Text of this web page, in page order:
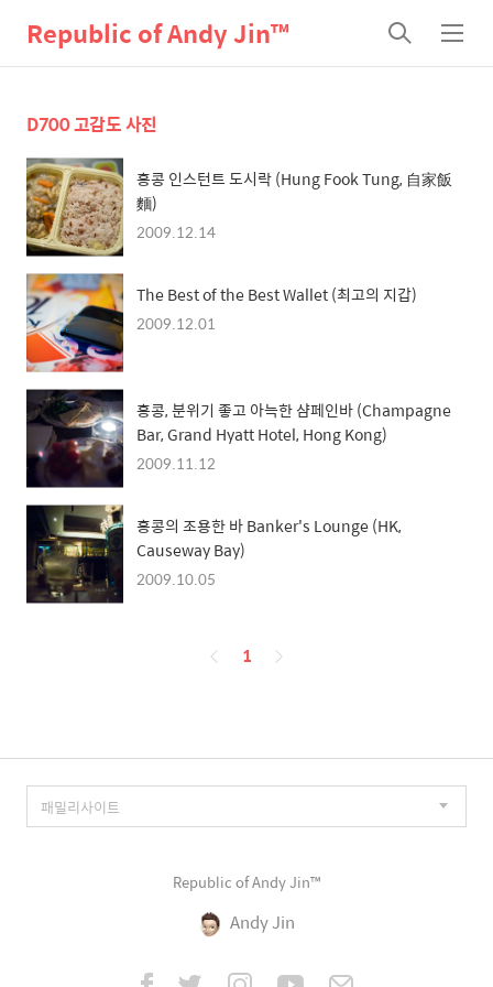
Republic of Andy Jin™
검
색
메
뉴
D700 고감도 사진
홍콩 인스턴트 도시락 (Hung Fook Tung, 自家飯
麵)
2009.12.14
The Best of the Best Wallet (최고의 지갑)
2009.12.01
홍콩, 분위기 좋고 아늑한 샴페인바 (Champagne
Bar, Grand Hyatt Hotel, Hong Kong)
2009.11.12
홍콩의 조용한 바 Banker's Lounge (HK,
Causeway Bay)
2009.10.05
페
1
Republic of Andy Jin™
Andy Jin